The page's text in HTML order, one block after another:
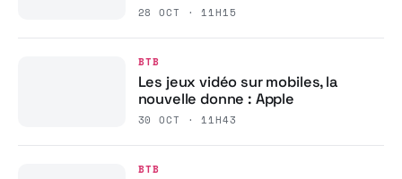
28 OCT · 11H15
BTB
Les jeux vidéo sur mobiles, la
nouvelle donne : Apple
30 OCT · 11H43
BTB